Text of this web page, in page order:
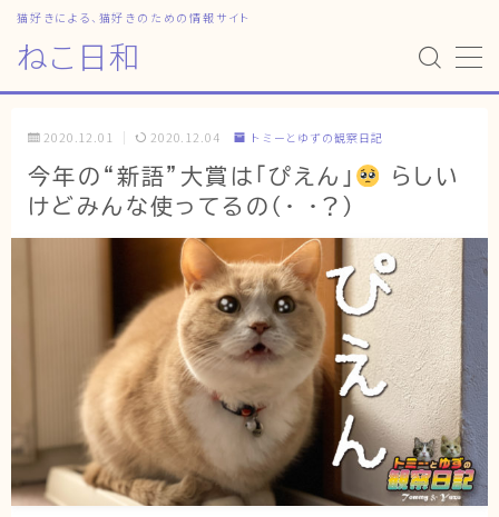
ねこ日和
猫好きによる、猫好きのための情報サイト
MENU
ねこ日和
猫暮らしの平均
猫のなぜ？
ゆずとシンバの日常
ねこの部屋
猫の健康・ケア関連
2020.12.01 2020.12.04 トミーとゆずの観察日記
今年の“新語”大賞は「ぴえん」
らしい
けどみんな使ってるの(・_・?)